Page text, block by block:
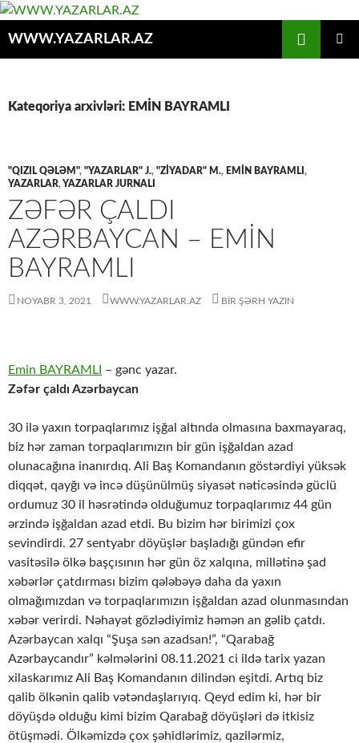
WWW.YAZARLAR.AZ
Kateqoriya arxivləri: EMİN BAYRAMLI
"QIZIL QƏLƏM", "YAZARLAR" J., "ZİYADAR" M., EMİN BAYRAMLI ,
YAZARLAR,YAZARLAR JURNALI
ZƏFƏR ÇALDI
AZƏRBAYCAN – EMIN
BAYRAMLI
NOYABR 3, 2021 WWW.YAZARLAR.AZ BIR ŞƏRH YAZIN
Emin BAYRAMLI – gənc yazar.
Zəfər çaldı Azərbaycan
30 ilə yaxın torpaqlarımız işğal altında olmasına baxmayaraq,
biz hər zaman torpaqlarımızın bir gün işğaldan azad
olunacağına inanırdıq. Ali Baş Komandanın göstərdiyi yüksək
diqqət, qayğı və incə düşünülmüş siyasət nəticəsində güclü
ordumuz 30 il həsrətində olduğumuz torpaqlarımız 44 gün
ərzində işğaldan azad etdi. Bu bizim hər birimizi çox
sevindirdi. 27 sentyabr döyüşlər başladığı gündən efir
vasitəsilə ölkə başçısının hər gün öz xalqına, millətinə şad
xəbərlər çatdırması bizim qələbəyə daha da yaxın
olmağımızdan və torpaqlarımızın işğaldan azad olunmasından
xəbər verirdi. Nəhayət gözlədiyimiz həmən an gəlib çatdı.
Azərbaycan xalqı “Şuşa sən azadsan!”, “Qarabağ
Azərbaycandır” kəlmələrini 08.11.2021 ci ildə tarix yazan
xilaskarımız Ali Baş Komandanın dilindən eşitdi. Artıq biz
qalib ölkənin qalib vətəndaşlarıyıq. Qeyd edim ki, hər bir
döyüşdə olduğu kimi bizim Qarabağ döyüşləri də itkisiz
ötüşmədi. Ölkəmizdə çox şəhidlərimiz, qazilərmiz,